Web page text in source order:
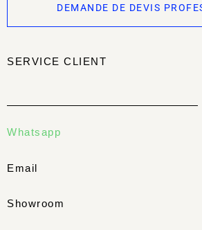
DEMANDE DE DEVIS
SERVICE CLIENT
Whatsapp
Email
Showroom